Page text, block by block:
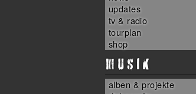
updates
tv & radio
tourplan
shop
MUSIK
alben & projekte